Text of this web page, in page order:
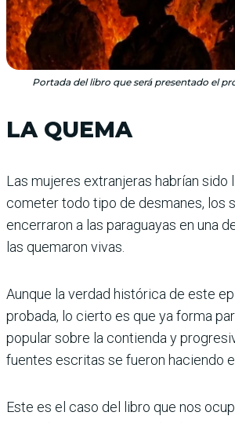
Portada del libro que será presentado el
LA QUEMA
Las mujeres extranjeras habrían sido
cometer todo tipo de desmanes, los
encerraron a las paraguayas en una
las quemaron vivas.
Aunque la verdad histórica de este
probada, lo cierto es que ya forma
popular sobre la contienda y
fuentes escritas se fueron haciendo
Este es el caso del libro que nos